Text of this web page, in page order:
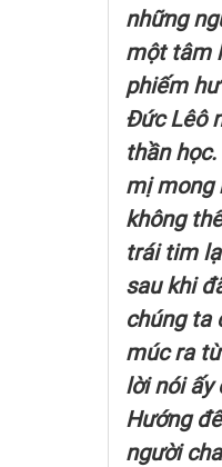
những
một tâm
phiếm
Đức Lêô
thần
mị mong
không
trái tim
sau khi
chúng ta
múc ra
lời nói ấy
Hướng
người